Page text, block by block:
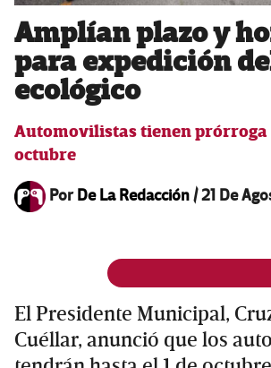
Amplían plazo y
para expedición
ecológico
Automovilistas tienen prórroga
octubre
PorDe La Redacción/21 De
El Presidente Municipal,
Cuéllar, anunció que los